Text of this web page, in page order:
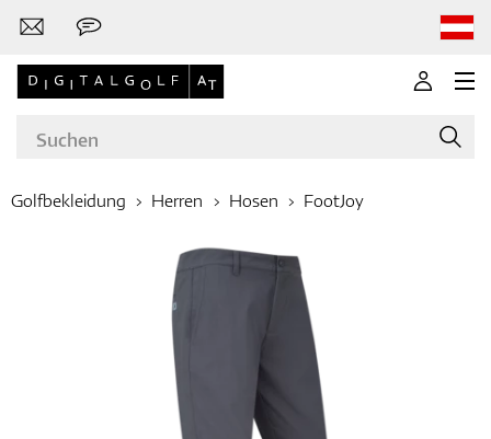
Marken
Golfbekleidung Herren Hosen FootJoy